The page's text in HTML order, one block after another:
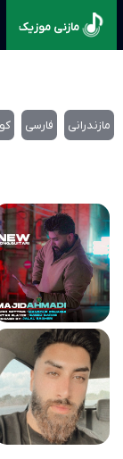
مازنی موزیک
مازندرانی فارسی